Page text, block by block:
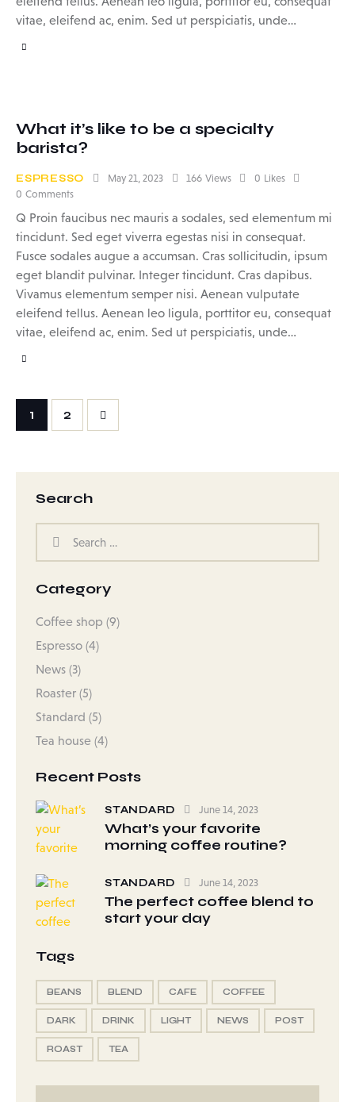
vitae, eleifend ac, enim. Sed ut perspiciatis, unde…
What it’s like to be a specialty
barista?
ESPRESSO May 21, 2023 166 Views 0 Likes
0 Comments
Q Proin faucibus nec mauris a sodales, sed elementum mi
tincidunt. Sed eget viverra egestas nisi in consequat.
Fusce sodales augue a accumsan. Cras sollicitudin, ipsum
eget blandit pulvinar. Integer tincidunt. Cras dapibus.
Vivamus elementum semper nisi. Aenean vulputate
eleifend tellus. Aenean leo ligula, porttitor eu, consequat
vitae, eleifend ac, enim. Sed ut perspiciatis, unde…
1 2
Search
Category
Coffee shop (9)
Espresso (4)
News (3)
Roaster (5)
Standard (5)
Tea house (4)
Recent Posts
STANDARD June 14, 2023
What’s your favorite
morning coffee routine?
STANDARD June 14, 2023
The perfect coffee blend to
start your day
Tags
BEANS BLEND CAFE COFFEE
DARK DRINK LIGHT NEWS POST
ROAST TEA